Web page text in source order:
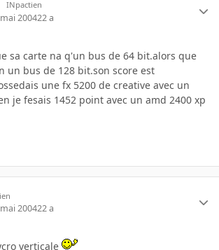
INpactien
200422 a
sa carte na q'un bus de 64 bit.alors que
un bus de 128 bit.son score est
une fx 5200 de creative avec un
je fesais 1452 point avec un amd 2400 xp
200422 a
verticale